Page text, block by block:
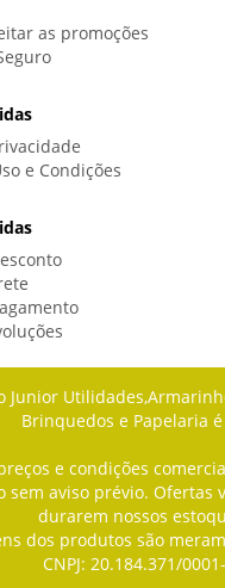
as promoções
e Condições
Junior
Brinquedos e Papelaria
e condições
sem aviso prévio. Ofertas
durarem nossos
dos produtos são
CNPJ: 20.184.371/